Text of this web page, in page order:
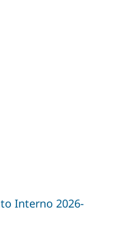
Interno 2026-